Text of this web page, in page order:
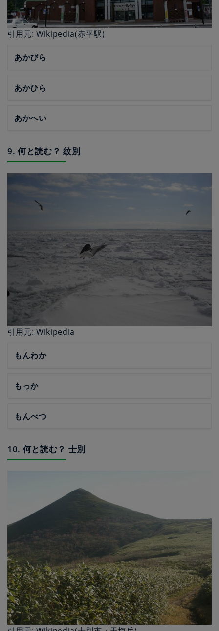
引用元: Wikipedia(赤平駅)
あかびら
あかひら
あかへい
9. 何と読む？ 紋別
引用元: Wikipedia
もんわか
もっか
もんべつ
10. 何と読む？ 士別